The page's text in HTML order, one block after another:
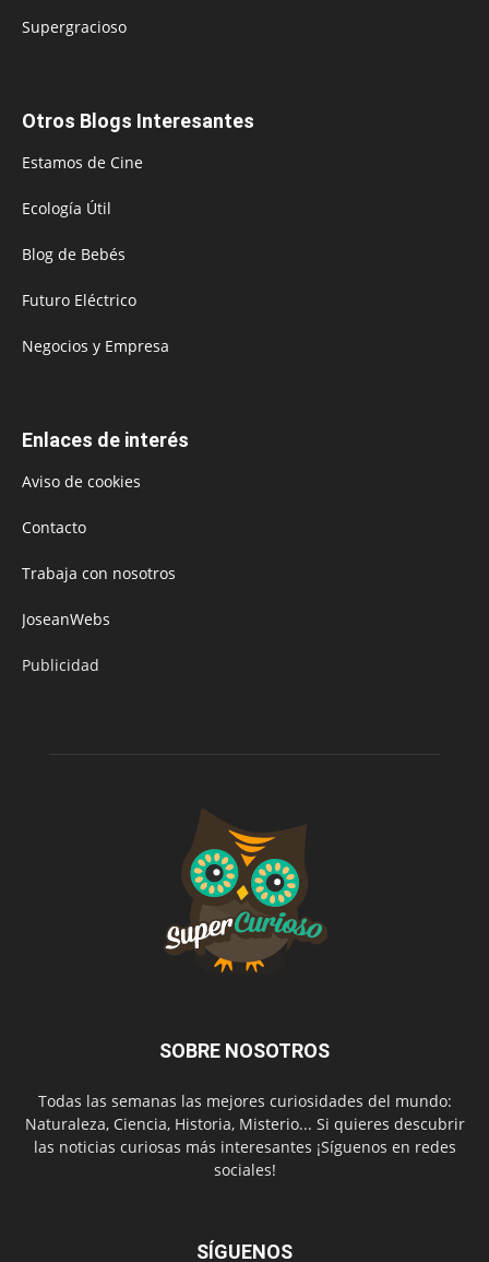
Supergracioso
Otros Blogs Interesantes
Estamos de Cine
Ecología Útil
Blog de Bebés
Futuro Eléctrico
Negocios y Empresa
Enlaces de interés
Aviso de cookies
Contacto
Trabaja con nosotros
JoseanWebs
Publicidad
SOBRE NOSOTROS
Todas las semanas las mejores curiosidades del mundo:
Naturaleza, Ciencia, Historia, Misterio... Si quieres descubrir
las noticias curiosas más interesantes ¡Síguenos en redes
sociales!
SÍGUENOS